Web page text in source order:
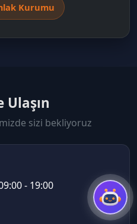
Kurumu
Ulaşın
sizi bekliyoruz
- 19:00